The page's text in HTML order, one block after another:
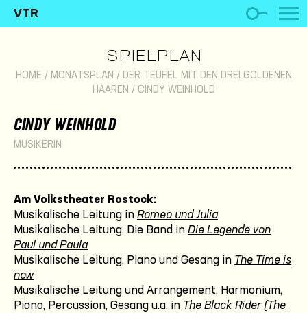
VTR
SPIELPLAN
HOME / MONATSPLAN / DER TEUFEL MIT DEN DREI GOLDENEN
HAAREN / CINDY WEINHOLD
CINDY WEINHOLD
MUSIKERIN
Am Volkstheater Rostock:
Musikalische Leitung in Romeo und Julia
Musikalische Leitung, Die Band in Die Legende von
Paul und Paula
Musikalische Leitung, Piano und Gesang in The Time is
now
Musikalische Leitung und Arrangement, Harmonium,
Piano, Percussion, Gesang u.a. in The Black Rider (The